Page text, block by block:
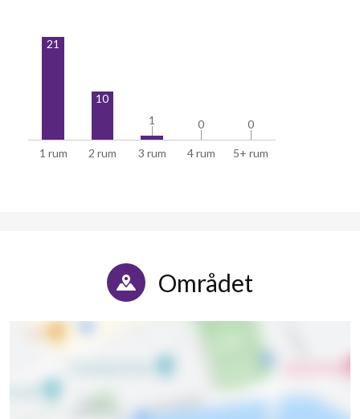
1 rum 2 rum 3 rum 4 rum 5+ rum
21
10
11 0
0 0
0
Området